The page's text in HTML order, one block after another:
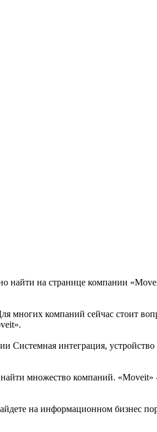
найти на странице компании
многих компаний сейчас стоит
Системная интеграция,
множество компаний.
на информационном бизнес